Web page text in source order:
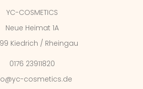
YC-COSMETICS
Neue Heimat 1A
Kiedrich / Rheingau
0176 23911820
cosmetics.de